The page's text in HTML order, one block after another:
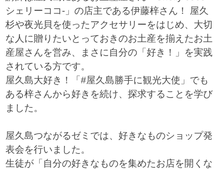
シェリーココ-」の店主である伊藤梓さん！ 屋久
杉や夜光貝を使ったアクセサリーをはじめ、大切
な人に贈りたいとっておきのお土産を揃えたお土
産屋さんを営み、まさに自分の「好き！」を実践
されている方です。
屋久島大好き！「#屋久島勝手に観光大使」でも
ある梓さんから好きを続け、探求することを学び
ました。
屋久島つながるゼミでは、好きなものショップ発
表会を行いました。
生徒が「自分の好きなものを集めたお店を開くな